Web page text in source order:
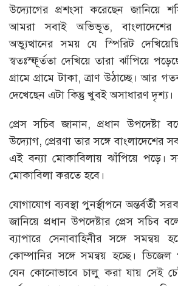
উদ্যোগের প্রশংসা করেছেন
আমরা সবাই অভিভূত, বাংলাদেশের
অভ্যুত্থানের সময় যে স্পিরিট
স্বতঃস্ফূর্ততা দেখিয়ে তারা ঝাঁপিয়ে
গ্রামে গ্রামে টাকা, ত্রাণ উঠাচ্ছে। আর
দেখেছেন এটা কিন্তু খুবই অসাধারণ দৃশ্য।
প্রেস সচিব জানান, প্রধান উপদেষ্টা
উদ্যোগ, প্রেরণা তার সঙ্গে বাংলাদেশের
এই বন্যা মোকাবিলায় ঝাঁপিয়ে পড়ে।
মোকাবিলা করতে হবে।
যোগাযোগ ব্যবস্থা পুনর্স্থাপনে অন্তর্বর্তী
জানিয়ে প্রধান উপদেষ্টার প্রেস সচিব
ব্যাপারে সেনাবাহিনীর সঙ্গে সমন্বয়
কোম্পানির সঙ্গে সমন্বয় হচ্ছে। ডিজেল
যেন কোনোভাবে চালু করা যায় সেই